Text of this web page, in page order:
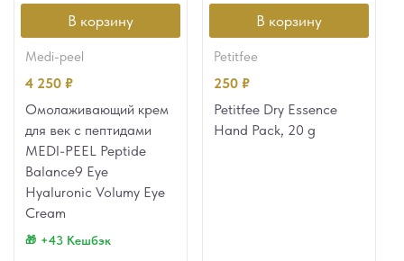
В корзину
medi-peel
4 250 ₽
Омолаживающий крем
для век с пептидами
MEDI-PEEL Peptide
Balance9 Eye
Hyaluronic Volumy Eye
Cream
+43 Кешбэк
В корзину
petitfee
250 ₽
Petitfee Dry Essence
Hand Pack, 20 g